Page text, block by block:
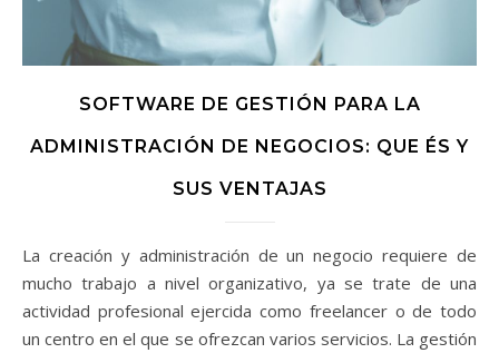
SOFTWARE DE GESTIÓN PARA LA
ADMINISTRACIÓN DE NEGOCIOS: QUE ÉS Y
SUS VENTAJAS
La creación y administración de un negocio requiere de
mucho trabajo a nivel organizativo, ya se trate de una
actividad profesional ejercida como freelancer o de todo
un centro en el que se ofrezcan varios servicios. La gestión